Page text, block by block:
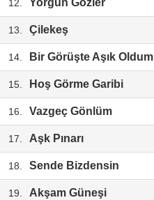
12. Yorgun Gözler
13. Çilekeş
14. Bir Görüşte Aşık Oldum
15. Hoş Görme Garibi
16. Vazgeç Gönlüm
17. Aşk Pınarı
18. Sende Bizdensin
19. Akşam Güneşi